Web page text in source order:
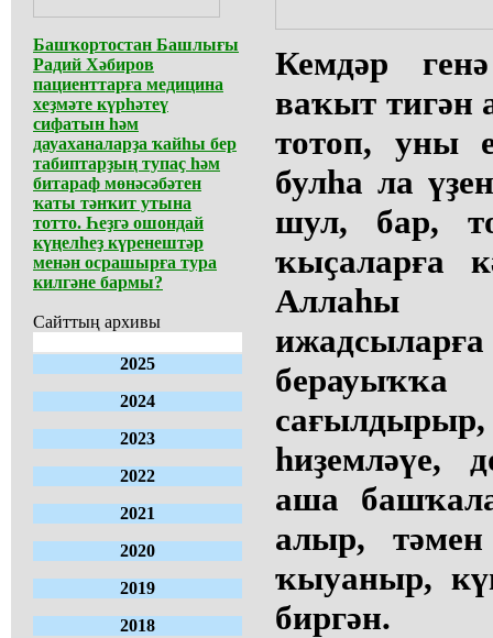
Башҡортостан Башлығы
Радий Хәбиров
пациенттарға медицина
хеҙмәте күрһәтеү
сифатын һәм
дауаханаларҙа ҡайһы бер
табиптарҙың тупаҫ һәм
битараф мөнәсәбәтен
ҡаты тәнҡит утына
тотто. Һеҙгә ошондай
күңелһеҙ күренештәр
менән осрашырға тура
килгәне бармы?
Сайттың архивы
2025
2024
2023
2022
2021
2020
2019
2018
Кемдәр
ваҡыт тигән
тотоп, уны
булһа ла
шул, бар,
ҡыҫаларға
Аллаһы
сағылдырыр,
һиҙемләүе,
аша
алыр,
ҡыуаныр,
биргән.